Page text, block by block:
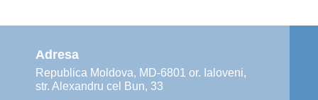
Adresa
Republica Moldova, MD-6801 or. Ialoveni,
str. Alexandru cel Bun, 33